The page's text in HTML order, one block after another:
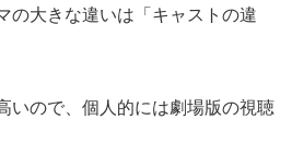
の大きな違いは「キャストの違
いので、個人的には劇場版の視聴